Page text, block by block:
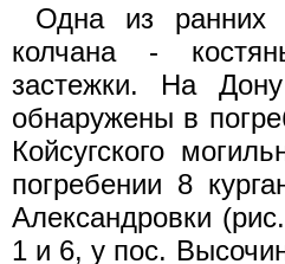
Одна из ранних
колчана -
застежки. На
обнаружены в
Койсугского
погребении 8
Александровки
1 и 6, у пос.